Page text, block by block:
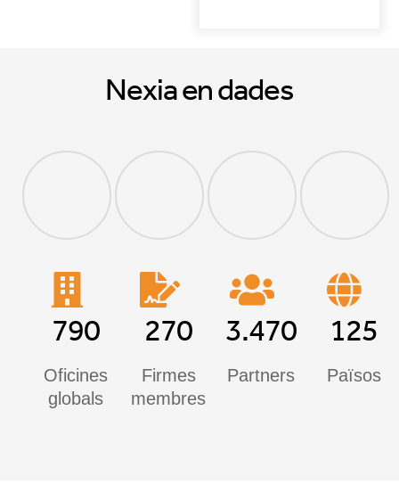
Nexia en dades
790
Oficines
globals
270
Firmes
membres
3.470
Partners
125
Països